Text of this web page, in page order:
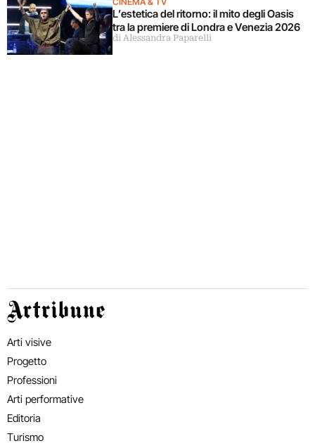
L’estetica del ritorno: il mito degli Oasis
tra la premiere di Londra e Venezia 2026
di Alessandra Paparelli
Artribune
Arti visive
Progetto
Professioni
Arti performative
Editoria
Turismo